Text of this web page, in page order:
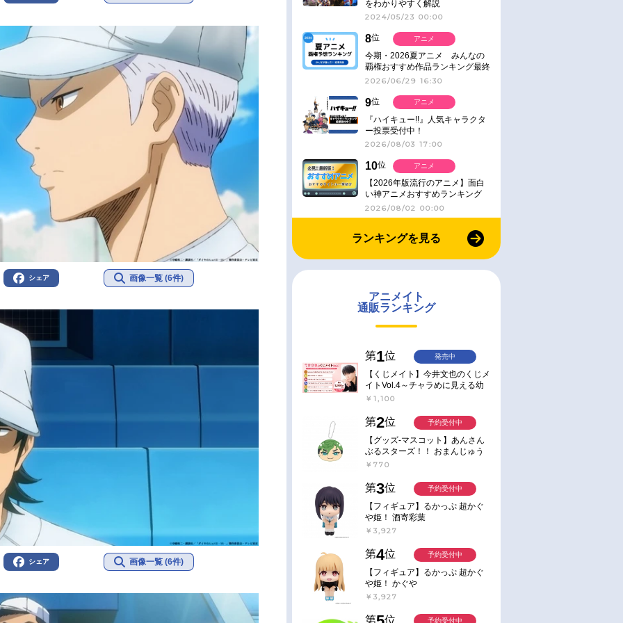
シェア 画像一覧 (6件)
シェア 画像一覧 (6件)
をわかりやすく解説
2024/05/23 00:00
8位
今期・2026夏アニメ みんなの
覇権おすすめ作品ランキング最終
結果発表！
2026/06/29 16:30
アニメ
9位
『ハイキュー!!』人気キャラクタ
ー投票受付中！
2026/08/03 17:00
アニメ
10位
【2026年版流行のアニメ】面白
い神アニメおすすめランキング
【名作・話題作】｜ジャンル別人
気作品をピックアップ
2026/08/02 00:00
アニメ
ランキングを見る
アニメイト
通販ランキング
第1位
【くじメイト】今井文也のくじメ
イトVol.4～チャラめに見える幼
馴染、実は一途で独占欲が強いん
￥1,100
発売中
第2位
【グッズ-マスコット】あんさん
ぶるスターズ！！ おまんじゅう
にぎにぎマスコット ねくすと2
￥770
予約受付中
第3位
【フィギュア】るかっぷ 超かぐ
や姫！ 酒寄彩葉
￥3,927
予約受付中
第4位
【フィギュア】るかっぷ 超かぐ
や姫！ かぐや
￥3,927
予約受付中
第 位 予約受付中